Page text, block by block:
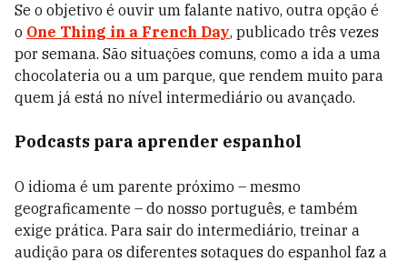
Se o objetivo é ouvir um falante nativo, outra opção é
o One Thing in a French Day, publicado três vezes
por semana. São situações comuns, como a ida a uma
chocolateria ou a um parque, que rendem muito para
quem já está no nível intermediário ou avançado.
Podcasts para aprender espanhol
O idioma é um parente próximo – mesmo
geograficamente – do nosso português, e também
exige prática. Para sair do intermediário, treinar a
audição para os diferentes sotaques do espanhol faz a